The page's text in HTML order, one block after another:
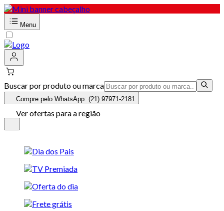
Menu
Buscar por produto ou marca
Compre pelo WhatsApp: (21) 97971-2181
Ver ofertas para a região